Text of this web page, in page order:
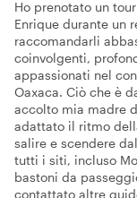
Ho prenotato un
Enrique durante un
raccomandarli
coinvolgenti,
appassionati nel
Oaxaca. Ciò che è
accolto mia madre
adattato il ritmo
salire e scendere
tutti i siti, incluso
bastoni da
contattato altre